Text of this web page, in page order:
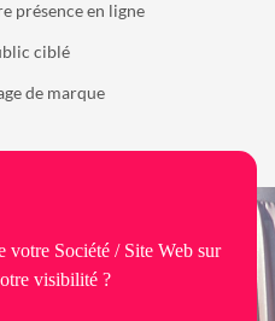
présence en ligne
ciblé
de marque
votre Société / Site Web sur
visibilité ?